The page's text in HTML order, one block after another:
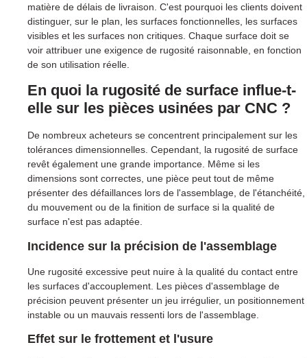
matière de délais de livraison. C'est pourquoi les clients doivent
distinguer, sur le plan, les surfaces fonctionnelles, les surfaces
visibles et les surfaces non critiques. Chaque surface doit se
voir attribuer une exigence de rugosité raisonnable, en fonction
de son utilisation réelle.
En quoi la rugosité de surface influe-t-
elle sur les pièces usinées par CNC ?
De nombreux acheteurs se concentrent principalement sur les
tolérances dimensionnelles. Cependant, la rugosité de surface
revêt également une grande importance. Même si les
dimensions sont correctes, une pièce peut tout de même
présenter des défaillances lors de l'assemblage, de l'étanchéité,
du mouvement ou de la finition de surface si la qualité de
surface n'est pas adaptée.
Incidence sur la précision de l'assemblage
Une rugosité excessive peut nuire à la qualité du contact entre
les surfaces d'accouplement. Les pièces d'assemblage de
précision peuvent présenter un jeu irrégulier, un positionnement
instable ou un mauvais ressenti lors de l'assemblage.
Effet sur le frottement et l'usure